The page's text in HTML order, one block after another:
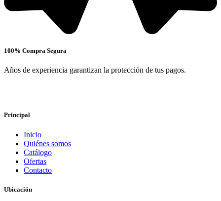
100% Compra Segura
Años de experiencia garantizan la protección de tus pagos.
Principal
Inicio
Quiénes somos
Catálogo
Ofertas
Contacto
Ubicación